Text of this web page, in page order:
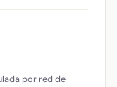
por red de